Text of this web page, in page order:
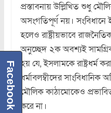
প্রস্তাবনায় উল্লিখিত শুধু
অসংগতিপূর্ণ নয়। সংবিধানে
হলেও রাষ্ট্রীয়ভাবে
অনুচ্ছেদ ২ক অবশ্যই
হয় যে, ইসলামকে রাষ্ট্রধর্ম
ধর্মাবলম্বীদের
মৌলিক কাঠামোকেও
করে না।
Facebook